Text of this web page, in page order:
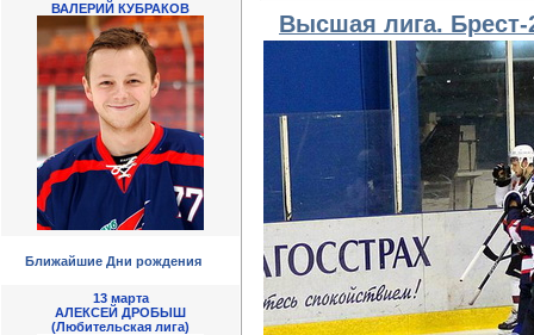
ВАЛЕРИЙ КУБРАКОВ
Ближайшие Дни рождения
13 марта
АЛЕКСЕЙ ДРОБЫШ
(Любительская лига)
Высшая лига.